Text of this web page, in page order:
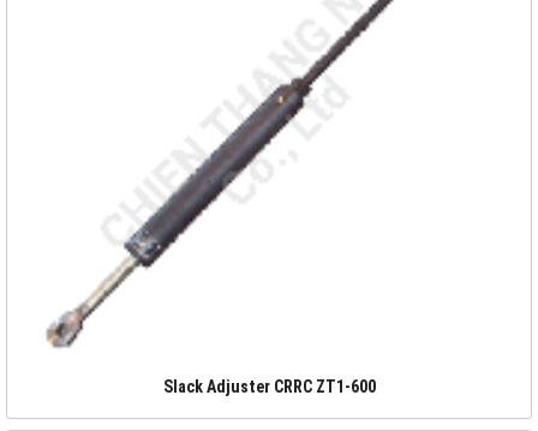
Slack Adjuster CRRC ZT1-600